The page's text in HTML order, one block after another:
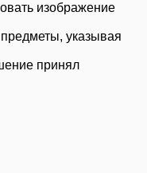
изображение
указывая
принял